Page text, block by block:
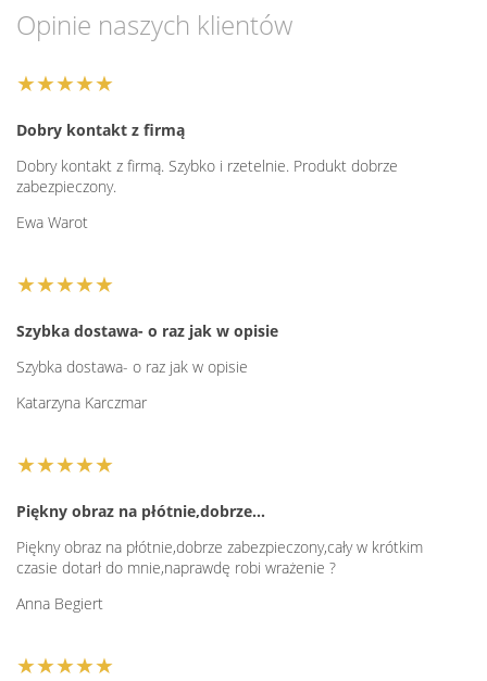
Opinie naszych klientów
★★★★★
Dobry kontakt z firmą
Dobry kontakt z firmą. Szybko i rzetelnie. Produkt dobrze
zabezpieczony.
Ewa Warot
★★★★★
Szybka dostawa- o raz jak w opisie
Szybka dostawa- o raz jak w opisie
Katarzyna Karczmar
★★★★★
Piękny obraz na płótnie,dobrze…
Piękny obraz na płótnie,dobrze zabezpieczony,cały w krótkim
czasie dotarł do mnie,naprawdę robi wrażenie ?
Anna Begiert
★★★★★